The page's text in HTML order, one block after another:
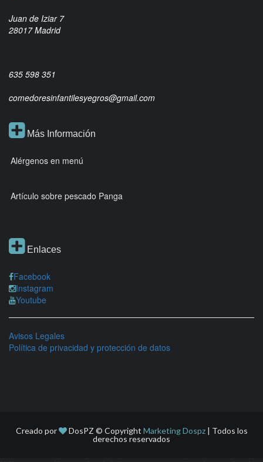
Juan de Iziar 7
28017 Madrid
635 598 351
comedoresinfantilesyegros@gmail.com
Más Información
Alérgenos en menú
Artículo sobre pescado Panga
Enlaces
Facebook
Instagram
Youtube
Avisos Legales
Política de privacidad y protección de datos
Creado por DosPZ © Copyright Marketing Dospz| Todos los
derechos reservados